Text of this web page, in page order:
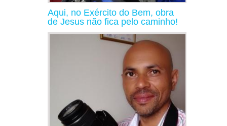
Aqui, no Exército do Bem, obra
de Jesus não fica pelo caminho!